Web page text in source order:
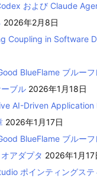
および Claude
2026年2月8日
Coupling in Software
BlueFlame ブルー
ブル 2026年1月18日
AI-Driven
2026年1月17日
BlueFlame ブルー
アダプタ 2026年1月17
ポインティングステ